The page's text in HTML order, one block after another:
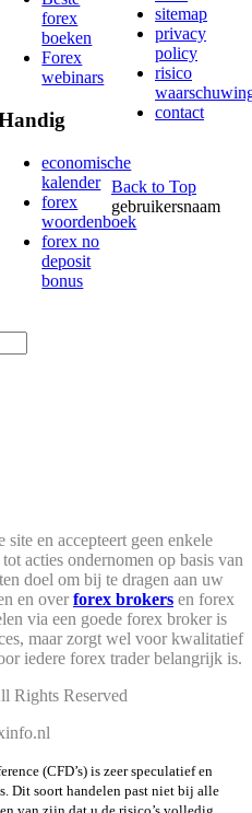
forex
boeken
Forex
webinars
economische
kalender
forex
woordenboek
forex no
deposit
bonus
sitemap
privacy
policy
risico
contact
Back to Top
gebruikersnaam
en accepteert geen enkele
acties ondernomen op basis van
doel om bij te dragen aan uw
en over forex brokers en forex
via een goede forex broker is
maar zorgt wel voor kwalitatief
iedere forex trader belangrijk is.
Rights Reserved
(CFD’s) is zeer speculatief en
Dit soort handelen past niet bij alle